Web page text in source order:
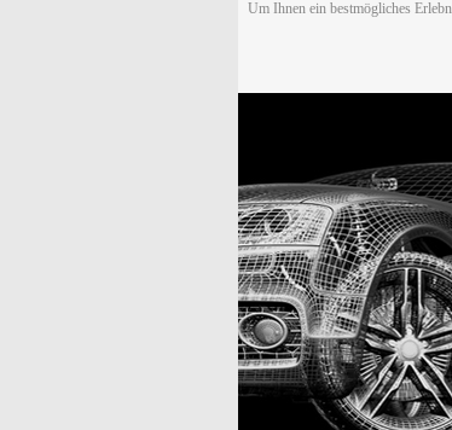
Um Ihnen ein bestmögliches